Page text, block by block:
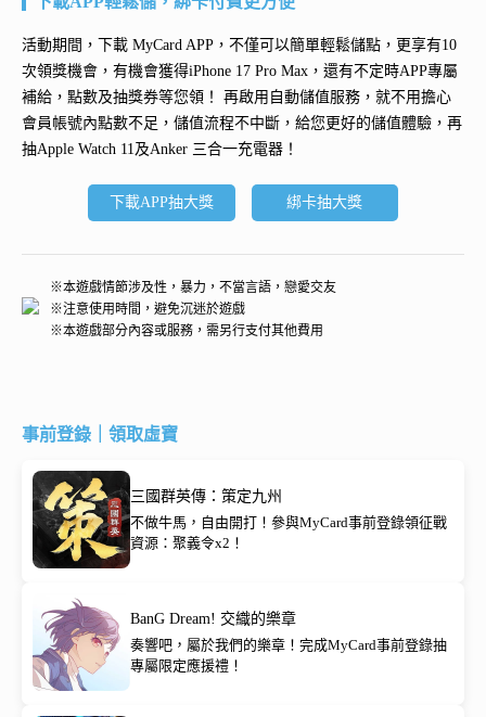
活動期間，下載 MyCard APP，不僅可以簡單輕鬆儲點，更享有10
次領獎機會，有機會獲得iPhone 17 Pro Max ，還有不定時APP專屬
補給，點數及抽獎券等您領！ 再啟用自動儲值服務 ，就不用擔心
會員帳號內點數不足，儲值流程不中斷，給您更好的儲值體驗，再
抽Apple Watch 11及Anker 三合一充電器 ！
下載APP抽大獎 綁卡抽大獎
※本遊戲情節涉及性，暴力，不當言語，戀愛交友
※注意使用時間，避免沉迷於遊戲
※本遊戲部分內容或服務，需另行支付其他費用
事前登錄｜領取虛寶
三國群英傳：策定九州
不做牛馬，自由開打！參與MyCard事前登錄領征戰
資源：聚義令x2！
BanG Dream! 交織的樂章
奏響吧，屬於我們的樂章！完成MyCard事前登錄抽
專屬限定應援禮！